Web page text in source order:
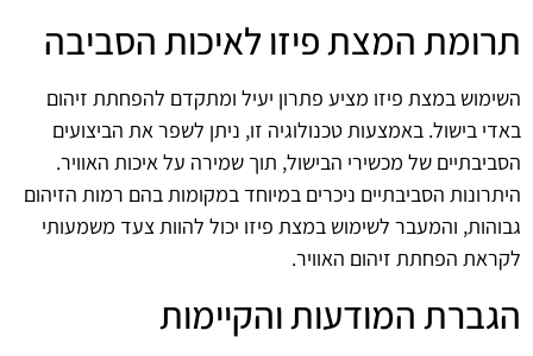
תרומת המצת פיזו לאיכות הסביבה
השימוש במצת פיזו מציע פתרון יעיל ומתקדם להפחתת זיהום
באדי בישול. באמצעות טכנולוגיה זו, ניתן לשפר את הביצועים
הסביבתיים של מכשירי הבישול, תוך שמירה על איכות האוויר.
היתרונות הסביבתיים ניכרים במיוחד במקומות בהם רמות הזיהום
גבוהות, והמעבר לשימוש במצת פיזו יכול להוות צעד משמעותי
לקראת הפחתת זיהום האוויר.
הגברת המודעות והקיימות